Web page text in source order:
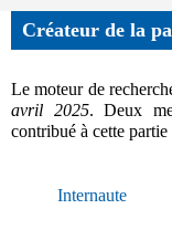
Créateur de la
Le moteur de
avril 2025. Deux
contribué à cette
Internaute